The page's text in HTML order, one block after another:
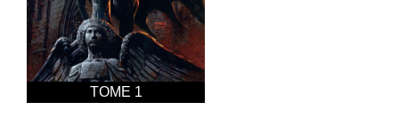
TOME 1